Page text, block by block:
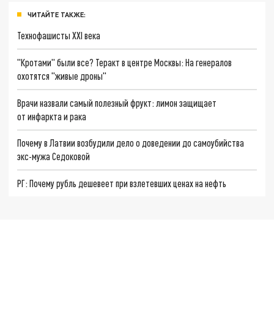
ЧИТАЙТЕ ТАКЖЕ:
Технофашисты XXI века
"Кротами" были все? Теракт в центре Москвы: На генералов
охотятся "живые дроны"
Врачи назвали самый полезный фрукт: лимон защищает
от инфаркта и рака
Почему в Латвии возбудили дело о доведении до самоубийства
экс-мужа Седоковой
РГ: Почему рубль дешевеет при взлетевших ценах на нефть